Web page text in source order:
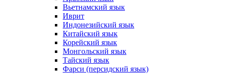
Вьетнамский язык
Иврит
Индонезийский язык
Китайский язык
Корейский язык
Монгольский язык
Тайский язык
Фарси (персидский язык)